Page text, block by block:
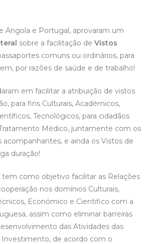
Angola e Portugal, aprovaram um
sobre a facilitação de Vistos
comuns ou ordinários, para
por razões de saúde e de trabalho!
em facilitar a atribuição de vistos
para fins Culturais, Académicos,
Tecnológicos, para cidadãos
Médico, juntamente com os
acompanhantes, e ainda os Vistos de
duração!
como objetivo facilitar as Relações
nos domínios Culturais,
Económico e Cientifico com a
assim como eliminar barreiras
das Atividades das
Investimento, de acordo com o